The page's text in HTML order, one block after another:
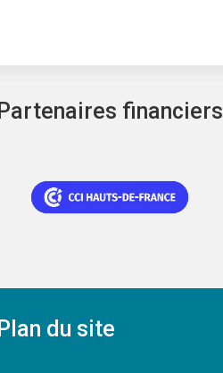
Partenaires financiers
Plan du site